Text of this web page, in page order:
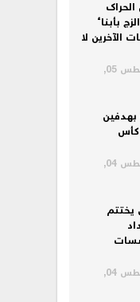
بأبناء
الآخرين لا
أغسطس 05,
ال 16 في كأس
أغسطس 04,
يختتم
أغسطس 04,